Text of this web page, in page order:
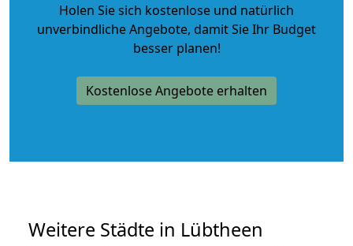
Holen Sie sich kostenlose und natürlich
unverbindliche Angebote, damit Sie Ihr Budget
besser planen!
Kostenlose Angebote erhalten
Weitere Städte in Lübtheen